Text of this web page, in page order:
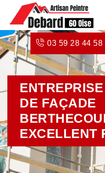
03 59 28 44 58
DE FAÇADE
EXCELLENT